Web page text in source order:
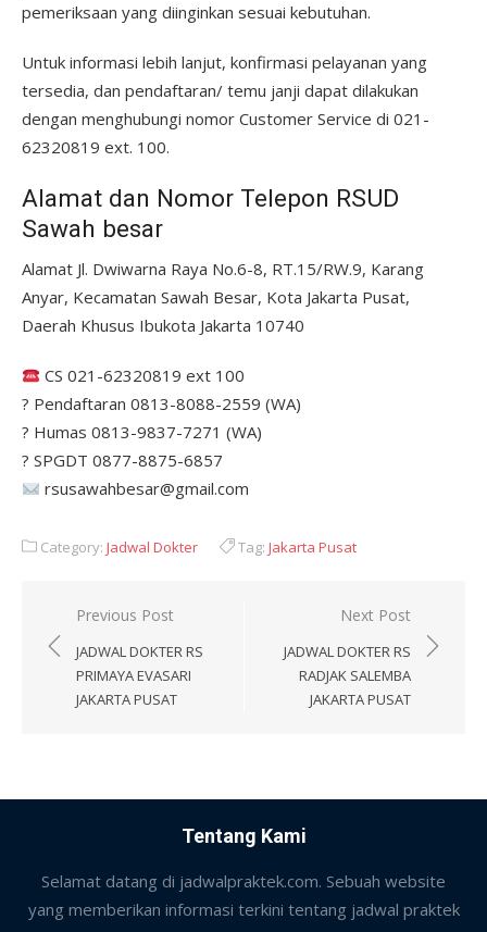
pemeriksaan yang diinginkan sesuai kebutuhan.
Untuk informasi lebih lanjut, konfirmasi pelayanan yang
tersedia, dan pendaftaran/ temu janji dapat dilakukan
dengan menghubungi nomor Customer Service di 021-
62320819 ext. 100.
Alamat dan Nomor Telepon RSUD
Sawah besar
Alamat Jl. Dwiwarna Raya No.6-8, RT.15/RW.9, Karang
Anyar, Kecamatan Sawah Besar, Kota Jakarta Pusat,
Daerah Khusus Ibukota Jakarta 10740
CS 021-62320819 ext 100
? Pendaftaran 0813-8088-2559 (WA)
? Humas 0813-9837-7271 (WA)
? SPGDT 0877-8875-6857
rsusawahbesar@gmail.com
Category: Jadwal Dokter Tag: Jakarta Pusat
Post
navigation
Previous Post
JADWAL DOKTER RS
PRIMAYA EVASARI
JAKARTA PUSAT
Next Post
JADWAL DOKTER RS
RADJAK SALEMBA
JAKARTA PUSAT
Tentang Kami
Selamat datang di jadwalpraktek.com. Sebuah website
yang memberikan informasi terkini tentang jadwal praktek